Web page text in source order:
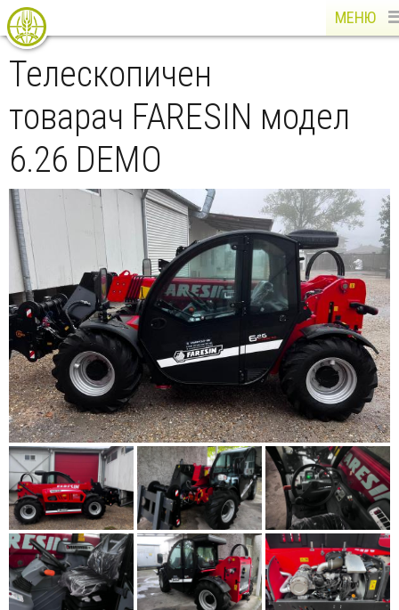
МЕНЮ
Телескопичен
товарач FARESIN модел
6.26 DEMO